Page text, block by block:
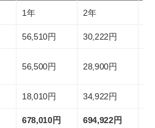
1年 2年
56,510円 30,222円
56,500円 28,900円
18,010円 34,922円
678,010円 694,922円